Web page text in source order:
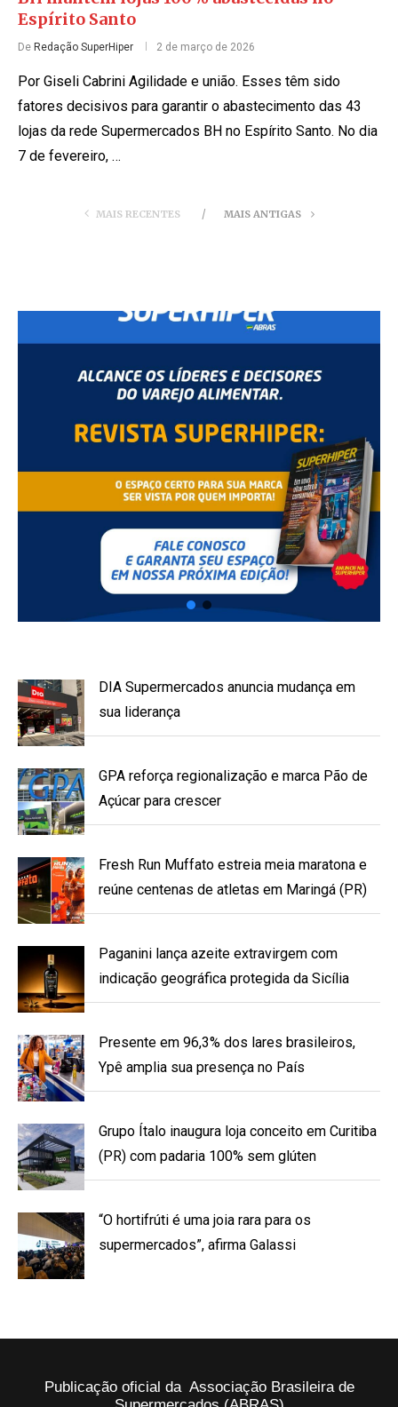
Espírito Santo
De Redação SuperHiper 2 de março de 2026
Por Giseli Cabrini Agilidade e união. Esses têm sido
fatores decisivos para garantir o abastecimento das 43
lojas da rede Supermercados BH no Espírito Santo. No dia
7 de fevereiro, …
MAIS RECENTES MAIS ANTIGAS
DIA Supermercados anuncia mudança em
sua liderança
GPA reforça regionalização e marca Pão de
Açúcar para crescer
Fresh Run Muffato estreia meia maratona e
reúne centenas de atletas em Maringá (PR)
Paganini lança azeite extravirgem com
indicação geográfica protegida da Sicília
Presente em 96,3% dos lares brasileiros,
Ypê amplia sua presença no País
Grupo Ítalo inaugura loja conceito em Curitiba
(PR) com padaria 100% sem glúten
“O hortifrúti é uma joia rara para os
supermercados”, afirma Galassi
Publicação oficial da Associação Brasileira de